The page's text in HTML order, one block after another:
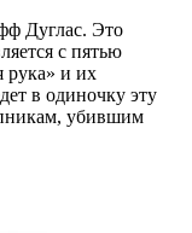
Дуглас. Это
с пятью
рука» и их
в одиночку эту
убившим